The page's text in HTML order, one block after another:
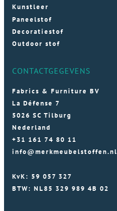
Kunstleer
Paneelstof
Decoratiestof
Outdoor stof
CONTACTGEGEVENS
Fabrics & Furniture BV
La Défense 7
5026 SC Tilburg
Nederland
+31 161 74 80 11
info@merkmeubelstoffen.nl
KvK: 59 057 327
BTW: NL85 329 989 4B 02